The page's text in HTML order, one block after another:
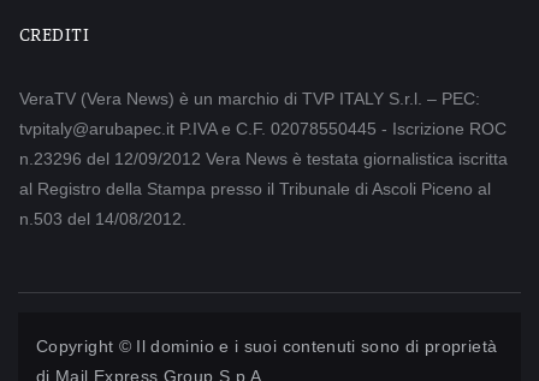
CREDITI
VeraTV (Vera News) è un marchio di TVP ITALY S.r.l. – PEC:
tvpitaly@arubapec.it P.IVA e C.F. 02078550445 - Iscrizione ROC
n.23296 del 12/09/2012 Vera News è testata giornalistica iscritta
al Registro della Stampa presso il Tribunale di Ascoli Piceno al
n.503 del 14/08/2012.
Copyright © Il dominio e i suoi contenuti sono di proprietà
di Mail Express Group S.p.A.